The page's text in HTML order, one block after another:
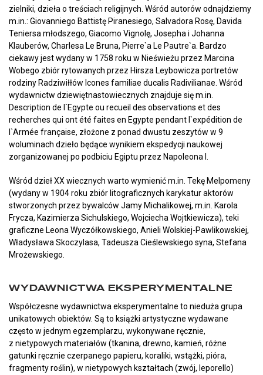
zielniki, dzieła o treściach religijnych. Wśród autorów odnajdziemy
m.in.: Giovanniego Battistę Piranesiego, Salvadora Rosę, Davida
Teniersa młodszego, Giacomo Vignolę, Josepha i Johanna
Klauberów, Charlesa Le Bruna, Pierre`a Le Pautre`a. Bardzo
ciekawy jest wydany w 1758 roku w Nieświeżu przez Marcina
Wobego zbiór rytowanych przez Hirsza Leybowicza portretów
rodziny Radziwiłłów Icones familiae ducalis Radivilianae. Wśród
wydawnictw dziewiętnastowiecznych znajduje się m.in.
Description de l`Egypte ou recueil des observations et des
recherches qui ont été faites en Egypte pendant l`expédition de
l`Armée française, złożone z ponad dwustu zeszytów w 9
woluminach dzieło będące wynikiem ekspedycji naukowej
zorganizowanej po podbiciu Egiptu przez Napoleona I.
Wśród dzieł XX wiecznych warto wymienić m.in. Tekę Melpomeny
(wydany w 1904 roku zbiór litograficznych karykatur aktorów
stworzonych przez bywalców Jamy Michalikowej, m.in. Karola
Frycza, Kazimierza Sichulskiego, Wojciecha Wojtkiewicza), teki
graficzne Leona Wyczółkowskiego, Anieli Wolskiej-Pawlikowskiej,
Władysława Skoczylasa, Tadeusza Cieślewskiego syna, Stefana
Mrożewskiego.
WYDAWNICTWA EKSPERYMENTALNE
Współczesne wydawnictwa eksperymentalne to nieduża grupa
unikatowych obiektów. Są to książki artystyczne wydawane
często w jednym egzemplarzu, wykonywane ręcznie,
z nietypowych materiałów (tkanina, drewno, kamień, różne
gatunki ręcznie czerpanego papieru, koraliki, wstążki, pióra,
fragmenty roślin), w nietypowych kształtach (zwój, leporello)